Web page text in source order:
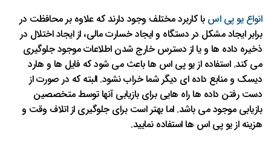
انواع یو پی اس با کاربرد مختلف وجود دارند که علاوه بر محافظت در
برابر ایجاد مشکل در دستگاه و ایجاد خسارت مالی، از ایجاد اختلال در
ذخیره داده ها و یا از دسترس خارج شدن اطلاعات موجود جلوگیری
می کند. استفاده از یو پی اس ها باعث می شود که فایل ها و هارد
دیسک و منابع داده ای دیگر شما خراب نشود. البته که در صورت از
دست رفتن داده ها راه هایی برای بازیابی آنها توسط متخصصین
بازیابی موجود می باشد. اما بهتر است برای جلوگیری از اتلاف وقت و
هزینه از یو پی اس ها استفاده نمایید.